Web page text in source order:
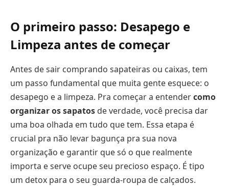
O primeiro passo: Desapego e
Limpeza antes de começar
Antes de sair comprando sapateiras ou caixas, tem
um passo fundamental que muita gente esquece: o
desapego e a limpeza. Pra começar a entendercomo
organizar os sapatos de verdade, você precisa dar
uma boa olhada em tudo que tem. Essa etapa é
crucial pra não levar bagunça pra sua nova
organização e garantir que só o que realmente
importa e serve ocupe seu precioso espaço. É tipo
um detox para o seu guarda-roupa de calçados.